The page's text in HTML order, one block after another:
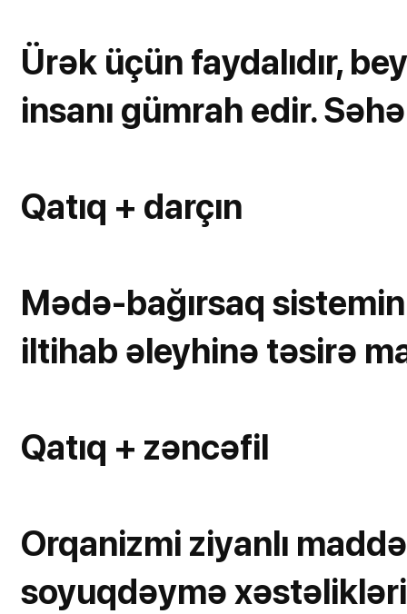
Ürək üçün faydalıdır,
insanı gümrah edir.
Qatıq + darçın
Mədə-bağırsaq
iltihab əleyhinə təsirə
Qatıq + zəncəfil
Orqanizmi ziyanlı
soyuqdəymə